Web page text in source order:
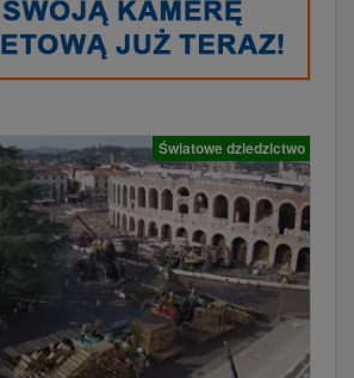
Światowe dziedzictwo